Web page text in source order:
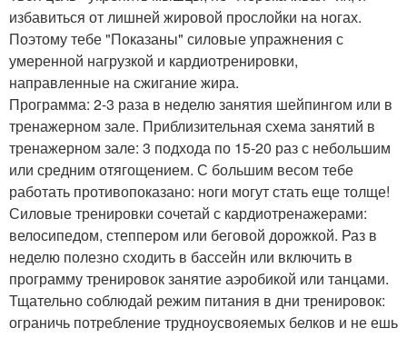
избавиться от лишней жировой прослойки на ногах.
Поэтому тебе "Показаны" силовые упражнения с
умеренной нагрузкой и кардиотренировки,
направленные на сжигание жира.
Программа: 2-3 раза в неделю занятия шейпингом или в
тренажерном зале. Приблизительная схема занятий в
тренажерном зале: 3 подхода по 15-20 раз с небольшим
или средним отягощением. С большим весом тебе
работать противопоказано: ноги могут стать еще толще!
Силовые тренировки сочетай с кардиотренажерами:
велосипедом, степпером или беговой дорожкой. Раз в
неделю полезно сходить в бассейн или включить в
программу тренировок занятие аэробикой или танцами.
Тщательно соблюдай режим питания в дни тренировок:
ограничь потребление трудноусвояемых белков и не ешь